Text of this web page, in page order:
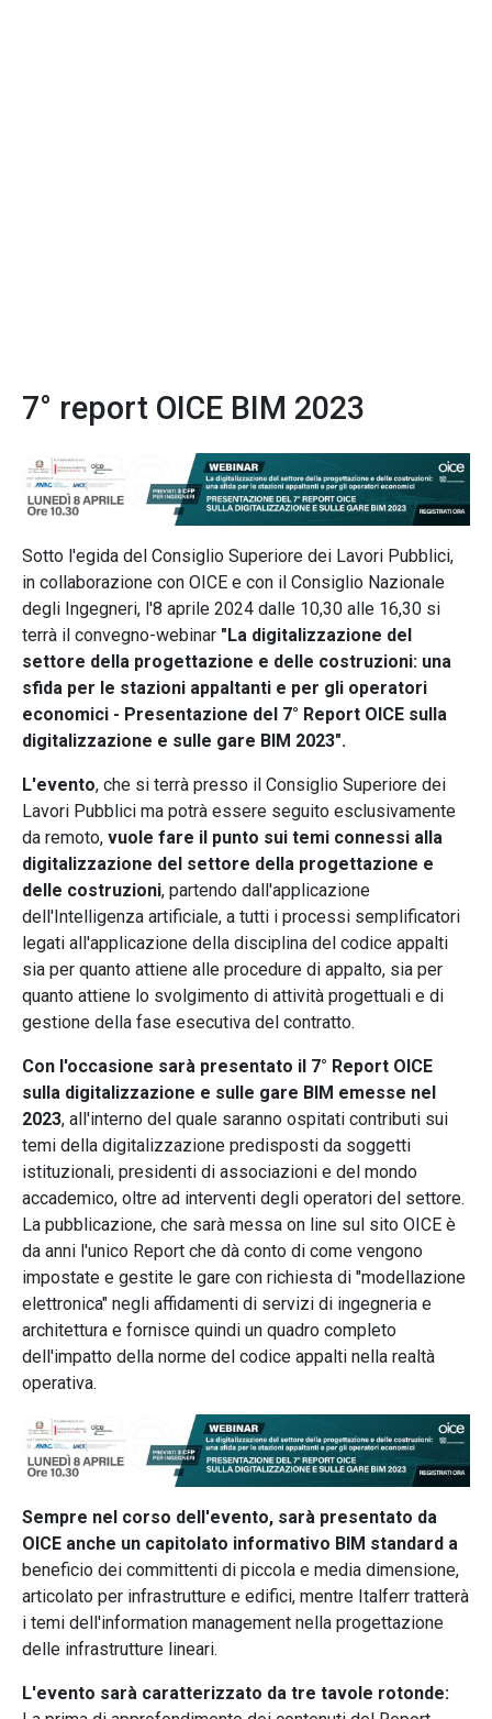
7° report OICE BIM 2023
Sotto l'egida del Consiglio Superiore dei Lavori Pubblici,
in collaborazione con OICE e con il Consiglio Nazionale
degli Ingegneri, l'8 aprile 2024 dalle 10,30 alle 16,30 si
terrà il convegno-webinar "La digitalizzazione del
settore della progettazione e delle costruzioni: una
sfida per le stazioni appaltanti e per gli operatori
economici - Presentazione del 7° Report OICE sulla
digitalizzazione e sulle gare BIM 2023".
L'evento, che si terrà presso il Consiglio Superiore dei
Lavori Pubblici ma potrà essere seguito esclusivamente
da remoto, vuole fare il punto sui temi connessi alla
digitalizzazione del settore della progettazione e
delle costruzioni, partendo dall'applicazione
dell'Intelligenza artificiale, a tutti i processi semplificatori
legati all'applicazione della disciplina del codice appalti
sia per quanto attiene alle procedure di appalto, sia per
quanto attiene lo svolgimento di attività progettuali e di
gestione della fase esecutiva del contratto.
Con l'occasione sarà presentato il 7° Report OICE
sulla digitalizzazione e sulle gare BIM emesse nel
2023, all'interno del quale saranno ospitati contributi sui
temi della digitalizzazione predisposti da soggetti
istituzionali, presidenti di associazioni e del mondo
accademico, oltre ad interventi degli operatori del settore.
La pubblicazione, che sarà messa on line sul sito OICE è
da anni l'unico Report che dà conto di come vengono
impostate e gestite le gare con richiesta di "modellazione
elettronica" negli affidamenti di servizi di ingegneria e
architettura e fornisce quindi un quadro completo
dell'impatto della norme del codice appalti nella realtà
operativa.
Sempre nel corso dell'evento, sarà presentato da
OICE anche un capitolato informativo BIM standard a
beneficio dei committenti di piccola e media dimensione,
articolato per infrastrutture e edifici, mentre Italferr tratterà
i temi dell'information management nella progettazione
delle infrastrutture lineari.
L'evento sarà caratterizzato da tre tavole rotonde: